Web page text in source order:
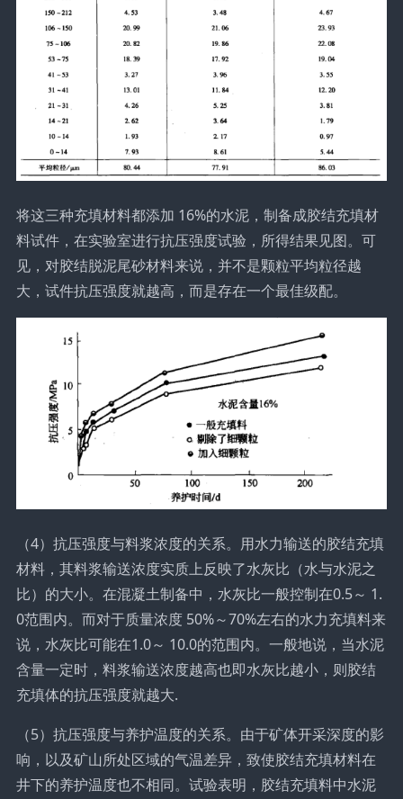
将这三种充填材料都添加 16%的水泥，制备成胶结充填材
料试件，在实验室进行抗压强度试验，所得结果见图。可
见，对胶结脱泥尾砂材料来说，并不是颗粒平均粒径越
大，试件抗压强度就越高，而是存在一个最佳级配。
（4）抗压强度与料浆浓度的关系。用水力输送的胶结充填
材料，其料浆输送浓度实质上反映了水灰比（水与水泥之
比）的大小。在混凝土制备中，水灰比一般控制在0.5～ 1.
0范围内。而对于质量浓度 50%～70%左右的水力充填料来
说，水灰比可能在1.0～ 10.0的范围内。一般地说，当水泥
含量一定时，料浆输送浓度越高也即水灰比越小，则胶结
充填体的抗压强度就越大.
（5）抗压强度与养护温度的关系。由于矿体开采深度的影
响，以及矿山所处区域的气温差异，致使胶结充填材料在
井下的养护温度也不相同。试验表明，胶结充填料中水泥